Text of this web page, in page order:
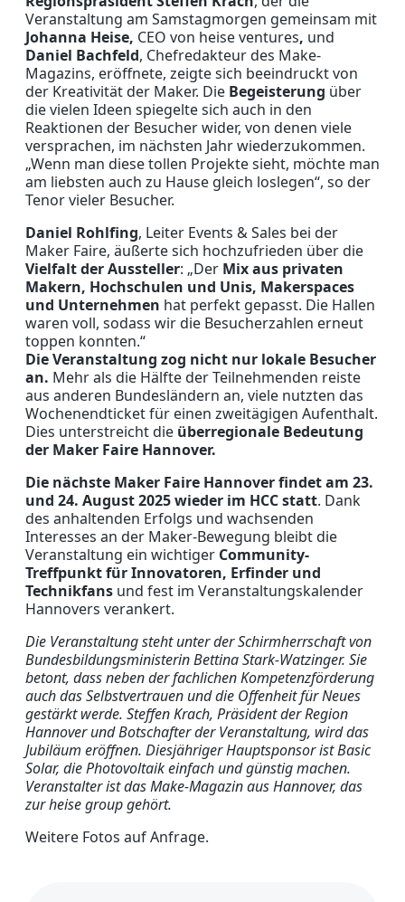
Veranstaltung am Samstagmorgen gemeinsam mit
Johanna Heise, CEO von heise ventures, und
Daniel Bachfeld, Chefredakteur des Make-
Magazins, eröffnete, zeigte sich beeindruckt von
der Kreativität der Maker. Die Begeisterung über
die vielen Ideen spiegelte sich auch in den
Reaktionen der Besucher wider, von denen viele
versprachen, im nächsten Jahr wiederzukommen.
„Wenn man diese tollen Projekte sieht, möchte man
am liebsten auch zu Hause gleich loslegen“, so der
Tenor vieler Besucher.
Daniel Rohlfing, Leiter Events & Sales bei der
Maker Faire, äußerte sich hochzufrieden über die
Vielfalt der Aussteller: „Der Mix aus privaten
Makern, Hochschulen und Unis, Makerspaces
und Unternehmen hat perfekt gepasst. Die Hallen
waren voll, sodass wir die Besucherzahlen erneut
toppen konnten.“
Die Veranstaltung zog nicht nur lokale Besucher
an. Mehr als die Hälfte der Teilnehmenden reiste
aus anderen Bundesländern an, viele nutzten das
Wochenendticket für einen zweitägigen Aufenthalt.
Dies unterstreicht die überregionale Bedeutung
der Maker Faire Hannover.
Die nächste Maker Faire Hannover findet am 23.
und 24. August 2025 wieder im HCC statt. Dank
des anhaltenden Erfolgs und wachsenden
Interesses an der Maker-Bewegung bleibt die
Veranstaltung ein wichtiger Community-
Treffpunkt für Innovatoren, Erfinder und
Technikfans und fest im Veranstaltungskalender
Hannovers verankert.
Die Veranstaltung steht unter der Schirmherrschaft von
Bundesbildungsministerin Bettina Stark-Watzinger. Sie
betont, dass neben der fachlichen Kompetenzförderung
auch das Selbstvertrauen und die Offenheit für Neues
gestärkt werde. Steffen Krach, Präsident der Region
Hannover und Botschafter der Veranstaltung, wird das
Jubiläum eröffnen. Diesjähriger Hauptsponsor ist Basic
Solar, die Photovoltaik einfach und günstig machen.
Veranstalter ist das Make-Magazin aus Hannover, das
zur heise group gehört.
Weitere Fotos auf Anfrage.